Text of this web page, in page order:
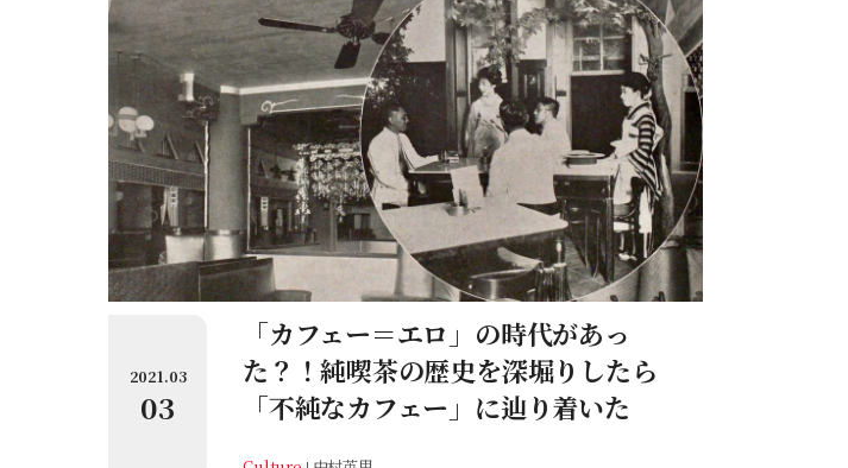
2021.03
03
「カフェー＝エロ」の時代があっ
た？！純喫茶の歴史を深堀りしたら
「不純なカフェー」に辿り着いた